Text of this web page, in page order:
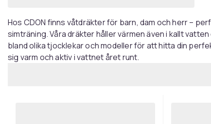
Hos CDON finns våtdräkter för barn, dam och herr –
simträning. Våra dräkter håller värmen även i kallt
bland olika tjocklekar och modeller för att hitta din
sig varm och aktiv i vattnet året runt.